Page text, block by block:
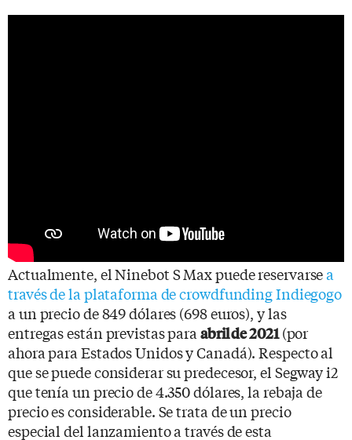
Actualmente, el Ninebot S Max puede reservarsea
través de la plataforma de crowdfunding Indiegogo
a un precio de 849 dólares (698 euros), y las
entregas están previstas para abril de 2021(por
ahora para Estados Unidos y Canadá). Respecto al
que se puede considerar su predecesor, el Segway i2
que tenía un precio de 4.350 dólares, la rebaja de
precio es considerable. Se trata de un precio
especial del lanzamiento a través de esta